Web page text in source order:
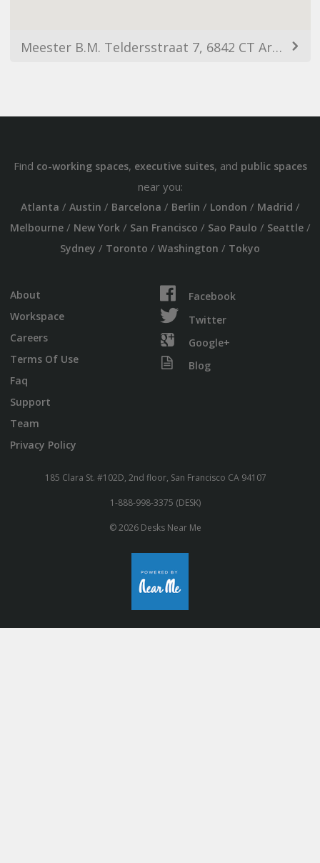
Meester B.M. Teldersstraat 7, 6842 CT Arnhem, Netherlands
Find co-working spaces, executive suites, and public spaces
near you:
Atlanta / Austin / Barcelona / Berlin / London / Madrid /
Melbourne/ New York/ San Francisco / Sao Paulo / Seattle/
Sydney / Toronto / Washington / Tokyo
About
Workspace
Careers
Terms Of Use
Faq
Support
Team
Privacy Policy
Facebook
Twitter
Google+
Blog
185 Clara St. #102D, 2nd floor, San Francisco CA 94107
1-888-998-3375 (DESK)
© 2026 Desks Near Me